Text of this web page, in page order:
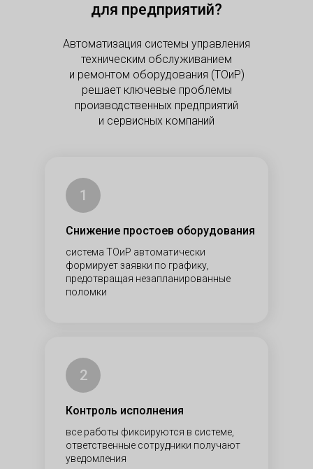
для предприятий?
Автоматизация системы управления
техническим обслуживанием
и ремонтом оборудования (ТОиР)
решает ключевые проблемы
производственных предприятий
и сервисных компаний
система ТОиР автоматически
формирует заявки по графику,
предотвращая незапланированные
поломки
Контроль исполнения
2
1
все работы фиксируются в системе,
ответственные сотрудники получают
уведомления
Снижение простоев оборудования